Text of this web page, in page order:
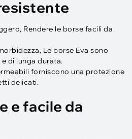
Rendere le borse facili da
Le borse Eva sono
di lunga durata.
forniscono una protezione
delicati.
e facile da